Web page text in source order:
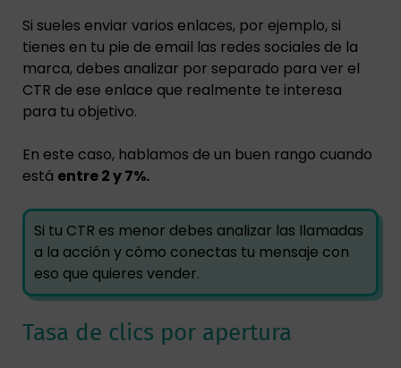
Si sueles enviar varios enlaces, por ejemplo, si
tienes en tu pie de email las redes sociales de la
marca, debes analizar por separado para ver el
CTR de ese enlace que realmente te interesa
para tu objetivo.
En este caso, hablamos de un buen rango cuando
está entre 2 y 7%.
Si tu CTR es menor debes analizar las llamadas
a la acción y cómo conectas tu mensaje con
eso que quieres vender.
Tasa de clics por apertura